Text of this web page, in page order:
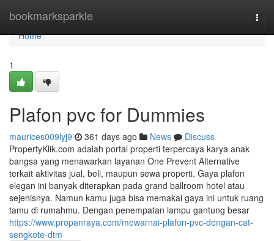
bookmarksparkle
Home
Home
1
Plafon pvc for Dummies
maurices009lyj9 361 days ago News
Discuss
PropertyKlik.com adalah portal properti terpercaya karya anak
bangsa yang menawarkan layanan One Prevent Alternative
terkait aktivitas jual, beli, maupun sewa properti. Gaya plafon
elegan ini banyak diterapkan pada grand ballroom hotel atau
sejenisnya. Namun kamu juga bisa memakai gaya ini untuk ruang
tamu di rumahmu. Dengan penempatan lampu gantung besar
https://www.propanraya.com/mewarnai-plafon-pvc-dengan-cat-
sengkote-dtm